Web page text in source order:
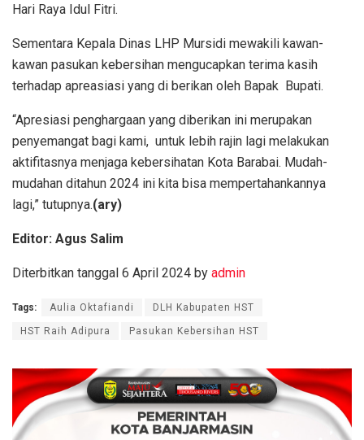
Hari Raya Idul Fitri.
Sementara Kepala Dinas LHP Mursidi mewakili kawan-
kawan pasukan kebersihan mengucapkan terima kasih
terhadap apreasiasi yang di berikan oleh Bapak Bupati.
“Apresiasi penghargaan yang diberikan ini merupakan
penyemangat bagi kami, untuk lebih rajin lagi melakukan
aktifitasnya menjaga kebersihatan Kota Barabai. Mudah-
mudahan ditahun 2024 ini kita bisa mempertahankannya
lagi,” tutupnya.(ary)
Editor: Agus Salim
Diterbitkan tanggal 6 April 2024 by admin
Tags: Aulia Oktafiandi DLH Kabupaten HST
HST Raih Adipura Pasukan Kebersihan HST